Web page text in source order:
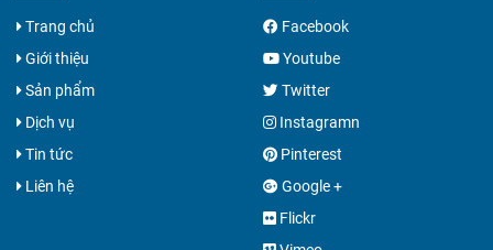
Trang chủ
Giới thiệu
Sản phẩm
Dịch vụ
Tin tức
Liên hệ
Facebook
Youtube
Twitter
Instagramn
Pinterest
Google +
Flickr